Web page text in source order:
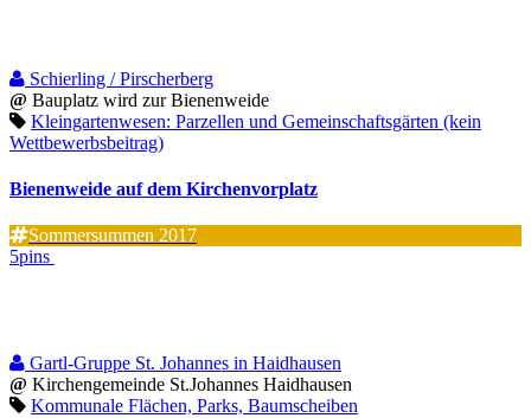
Schierling / Pirscherberg
@ Bauplatz wird zur Bienenweide
Kleingartenwesen: Parzellen und Gemeinschaftsgärten (kein
Wettbewerbsbeitrag)
Bienenweide auf dem Kirchenvorplatz
Sommersummen 2017
5pins
Gartl-Gruppe St. Johannes in Haidhausen
@ Kirchengemeinde St.Johannes Haidhausen
Kommunale Flächen, Parks, Baumscheiben